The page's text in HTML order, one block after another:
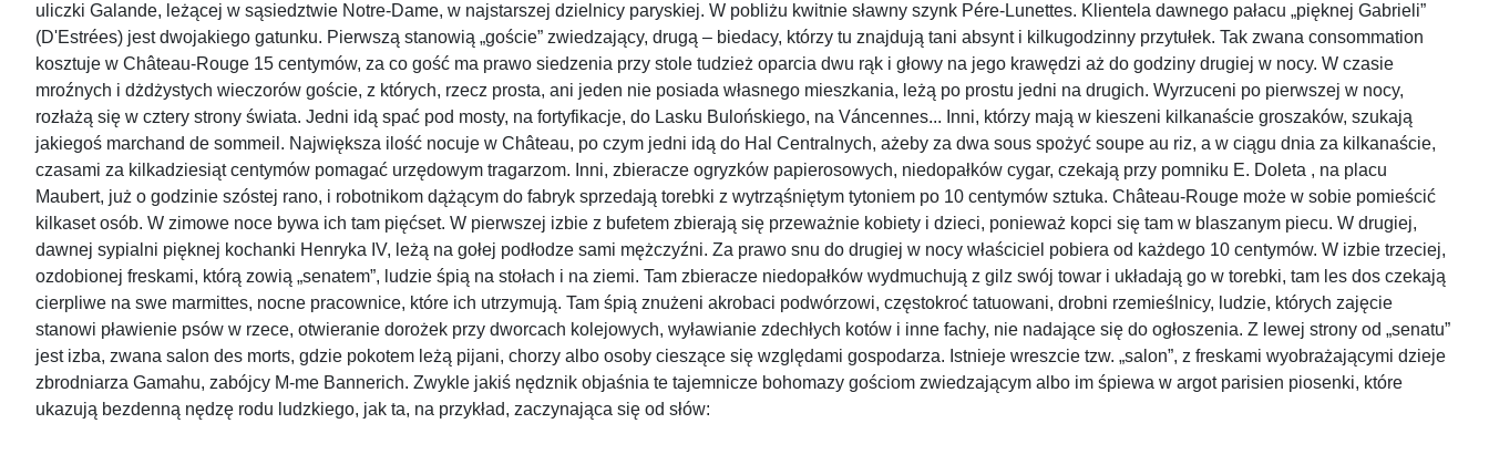
uliczki Galande, leżącej w sąsiedztwie Notre-Dame, w najstarszej dzielnicy paryskiej. W pobliżu kwitnie sławny szynk Pére-Lunettes. Klientela dawnego pałacu „pięknej Gabrieli”
(D'Estrées) jest dwojakiego gatunku. Pierwszą stanowią „goście” zwiedzający, drugą – biedacy, którzy tu znajdują tani absynt i kilkugodzinny przytułek. Tak zwana consommation
kosztuje w Château-Rouge 15 centymów, za co gość ma prawo siedzenia przy stole tudzież oparcia dwu rąk i głowy na jego krawędzi aż do godziny drugiej w nocy. W czasie
mroźnych i dżdżystych wieczorów goście, z których, rzecz prosta, ani jeden nie posiada własnego mieszkania, leżą po prostu jedni na drugich. Wyrzuceni po pierwszej w nocy,
rozłażą się w cztery strony świata. Jedni idą spać pod mosty, na fortyfikacje, do Lasku Bulońskiego, na Váncennes... Inni, którzy mają w kieszeni kilkanaście groszaków, szukają
jakiegoś marchand de sommeil. Największa ilość nocuje w Château, po czym jedni idą do Hal Centralnych, ażeby za dwa sous spożyć soupe au riz, a w ciągu dnia za kilkanaście,
czasami za kilkadziesiąt centymów pomagać urzędowym tragarzom. Inni, zbieracze ogryzków papierosowych, niedopałków cygar, czekają przy pomniku E. Doleta , na placu
Maubert, już o godzinie szóstej rano, i robotnikom dążącym do fabryk sprzedają torebki z wytrząśniętym tytoniem po 10 centymów sztuka. Château-Rouge może w sobie pomieścić
kilkaset osób. W zimowe noce bywa ich tam pięćset. W pierwszej izbie z bufetem zbierają się przeważnie kobiety i dzieci, ponieważ kopci się tam w blaszanym piecu. W drugiej,
dawnej sypialni pięknej kochanki Henryka IV, leżą na gołej podłodze sami mężczyźni. Za prawo snu do drugiej w nocy właściciel pobiera od każdego 10 centymów. W izbie trzeciej,
ozdobionej freskami, którą zowią „senatem”, ludzie śpią na stołach i na ziemi. Tam zbieracze niedopałków wydmuchują z gilz swój towar i układają go w torebki, tam les dos czekają
cierpliwe na swe marmittes, nocne pracownice, które ich utrzymują. Tam śpią znużeni akrobaci podwórzowi, częstokroć tatuowani, drobni rzemieślnicy, ludzie, których zajęcie
stanowi pławienie psów w rzece, otwieranie dorożek przy dworcach kolejowych, wyławianie zdechłych kotów i inne fachy, nie nadające się do ogłoszenia. Z lewej strony od „senatu”
jest izba, zwana salon des morts, gdzie pokotem leżą pijani, chorzy albo osoby cieszące się względami gospodarza. Istnieje wreszcie tzw. „salon”, z freskami wyobrażającymi dzieje
zbrodniarza Gamahu, zabójcy M-me Bannerich. Zwykle jakiś nędznik objaśnia te tajemnicze bohomazy gościom zwiedzającym albo im śpiewa w argot parisien piosenki, które
ukazują bezdenną nędzę rodu ludzkiego, jak ta, na przykład, zaczynająca się od słów: